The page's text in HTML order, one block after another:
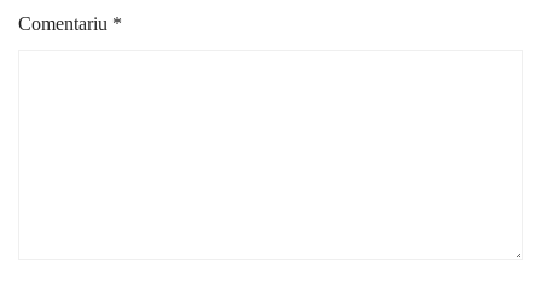
Comentariu *